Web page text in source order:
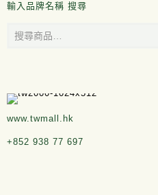
輸入品牌名稱 搜尋
www.twmall.hk
+852 938 77 697